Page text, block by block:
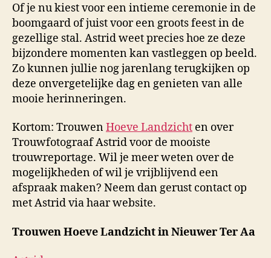
Of je nu kiest voor een intieme ceremonie in de
boomgaard of juist voor een groots feest in de
gezellige stal. Astrid weet precies hoe ze deze
bijzondere momenten kan vastleggen op beeld.
Zo kunnen jullie nog jarenlang terugkijken op
deze onvergetelijke dag en genieten van alle
mooie herinneringen.
Kortom: TrouwenHoeve Landzicht en over
Trouwfotograaf Astrid voor de mooiste
trouwreportage. Wil je meer weten over de
mogelijkheden of wil je vrijblijvend een
afspraak maken? Neem dan gerust contact op
met Astrid via haar website.
Trouwen Hoeve Landzicht in Nieuwer Ter Aa